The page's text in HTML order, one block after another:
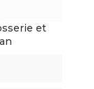
et